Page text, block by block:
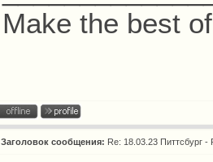
Make the best
Заголовок сообщения: Re: 18.03.23 Питтсбург -